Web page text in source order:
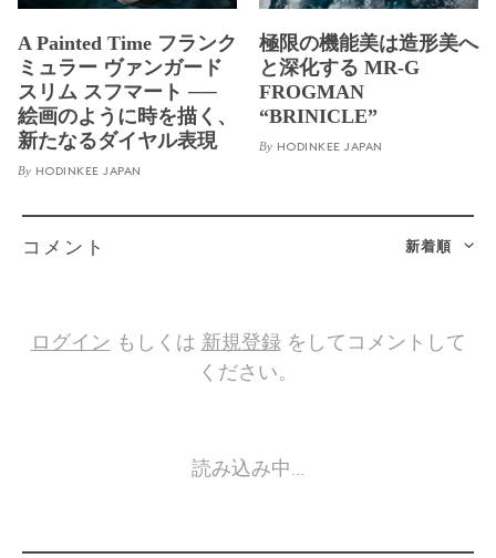
A Painted Time フランク
ミュラー ヴァンガード
スリム スフマート ──
絵画のように時を描く、
新たなるダイヤル表現
By HODINKEE JAPAN
極限の機能美は造形美へ
と深化する MR-G
FROGMAN
“BRINICLE”
By HODINKEE JAPAN
新着順
コメント
ログイン もしくは 新規登録をしてコメントして
ください。
読み込み中…